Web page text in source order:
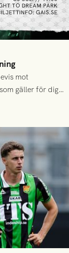
mot
gäller för dig